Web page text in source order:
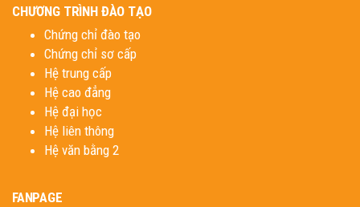
CHƯƠNG TRÌNH ĐÀO TẠO
Chứng chỉ đào tạo
Chứng chỉ sơ cấp
Hệ trung cấp
Hệ cao đẳng
Hệ đại học
Hệ liên thông
Hệ văn bằng 2
FANPAGE